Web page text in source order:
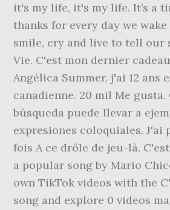
it's my life, it's my life. It’s a
thanks for every day we wake
smile, cry and live to tell our
Vie. C'est mon dernier
Angélica Summer, j'ai 12 ans
canadienne. 20 mil Me gusta.
búsqueda puede llevar a
expresiones coloquiales. J'ai
fois A ce drôle de jeu-là.
a popular song by Mario
own TikTok videos with the
song and explore 0 videos